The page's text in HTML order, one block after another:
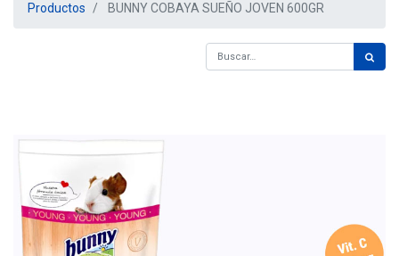
Productos BUNNY COBAYA SUEÑO JOVEN 600GR